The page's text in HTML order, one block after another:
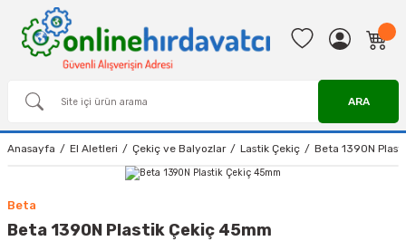
ARA
Anasayfa El Aletleri Çekiç ve Balyozlar Lastik Çekiç Beta 1390N
Beta
Beta 1390N Plastik Çekiç 45mm